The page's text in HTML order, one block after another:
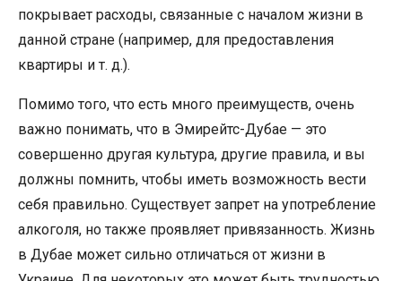
покрывает расходы, связанные с началом жизни в
данной стране (например, для предоставления
квартиры и т. д.).
Помимо того, что есть много преимуществ, очень
важно понимать, что в Эмирейтс-Дубае — это
совершенно другая культура, другие правила, и вы
должны помнить, чтобы иметь возможность вести
себя правильно. Существует запрет на употребление
алкоголя, но также проявляет привязанность. Жизнь
в Дубае может сильно отличаться от жизни в